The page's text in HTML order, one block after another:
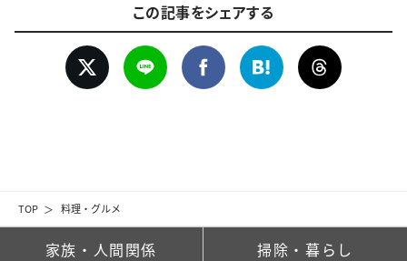
TOP 料理・グルメ
この記事をシェアする
家族・人間関係 掃除・暮らし